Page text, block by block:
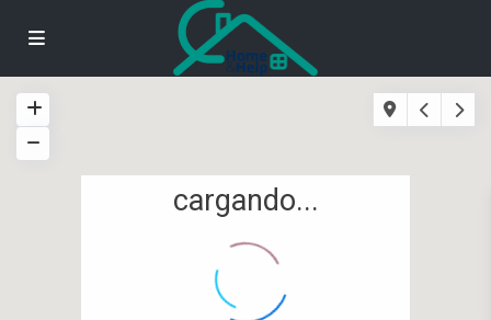
cargando...